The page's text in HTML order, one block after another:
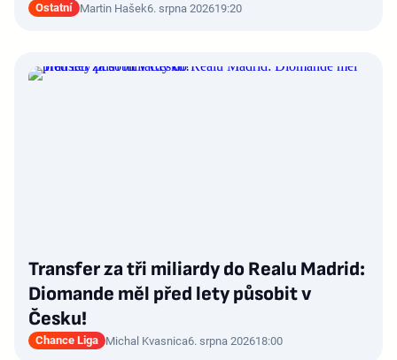
Ostatní Martin Hašek6. srpna 202619:20
Transfer za tři miliardy do Realu Madrid:
Diomande měl před lety působit v
Česku!
Chance Liga Michal Kvasnica6. srpna 202618:00